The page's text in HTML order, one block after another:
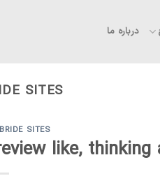
درباره ما
SITES
SITES
like, thinking